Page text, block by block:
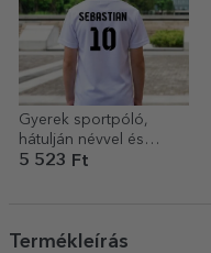
Gyerek sportpóló,
hátulján névvel és
számmal személyre
5 523 Ft
Termékleírás